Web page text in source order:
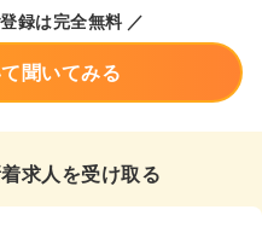
録は完全無料 ／
聞いてみる
求人を受け取る